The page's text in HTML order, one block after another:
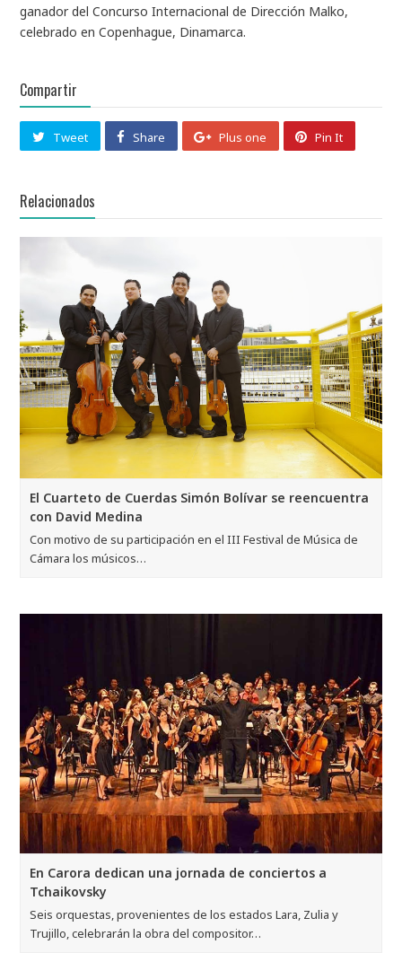
ganador del Concurso Internacional de Dirección Malko,
celebrado en Copenhague, Dinamarca.
Compartir
Tweet Share Plus one Pin It
Relacionados
El Cuarteto de Cuerdas Simón Bolívar se reencuentra
con David Medina
Con motivo de su participación en el III Festival de Música de
Cámara los músicos…
En Carora dedican una jornada de conciertos a
Tchaikovsky
Seis orquestas, provenientes de los estados Lara, Zulia y
Trujillo, celebrarán la obra del compositor…